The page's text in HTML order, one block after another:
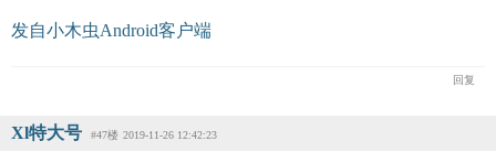
发自小木虫Android客户端
回复
Xl特大号 #47楼 2019-11-26 12:42:23